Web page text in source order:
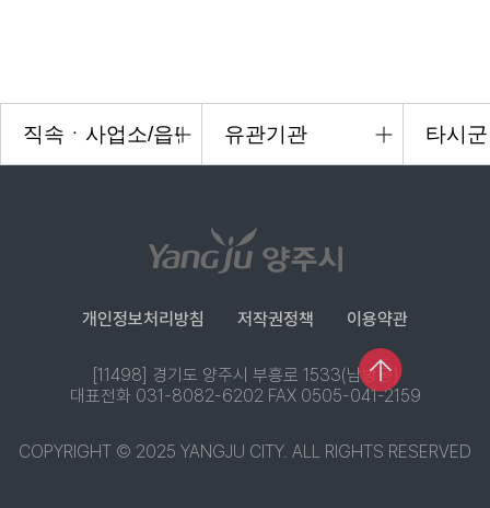
개인정보처리방침 저작권정책 이용약관
[11498] 경기도 양주시 부흥로 1533(남방동)
대표전화 031-8082-6202 FAX 0505-041-2159
COPYRIGHT © 2025 YANGJU CITY. ALL RIGHTS RESERVED